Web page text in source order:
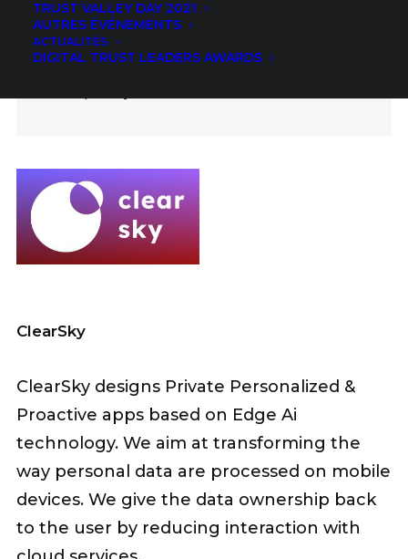
TRUST VALLEY DAY 2021
AUTRES ÉVÉNEMENTS
ACTUALITÉS
DIGITAL TRUST LEADERS AWARDS
ICT
FIELDS
ClearSky
ClearSky designs Private Personalized &
Proactive apps based on Edge Ai
technology. We aim at transforming the
way personal data are processed on mobile
devices. We give the data ownership back
to the user by reducing interaction with